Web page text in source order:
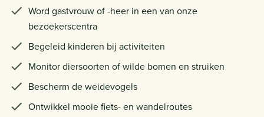
Word gastvrouw of -heer in een van onze
bezoekerscentra
Begeleid kinderen bij activiteiten
Monitor diersoorten of wilde bomen en struiken
Bescherm de weidevogels
Ontwikkel mooie fiets- en wandelroutes